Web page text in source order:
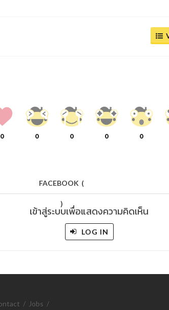
0 0 0 0 0
FACEBOOK (
)
เข้าสู่ระบบเพื่อแสดงความคิดเห็น
LOG IN
/ Jobs /